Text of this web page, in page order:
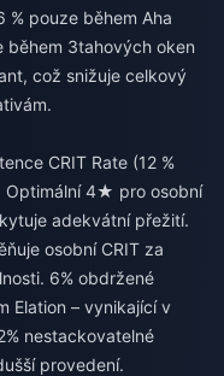
% pouze během Aha
během 3tahových oken
což snižuje celkový
CRIT Rate (12 %
Optimální 4★ pro osobní
adekvátní přežití.
osobní CRIT za
6% obdržené
Elation – vynikající v
nestackovatelné
provedení.